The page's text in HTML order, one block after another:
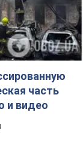
часть
и видео